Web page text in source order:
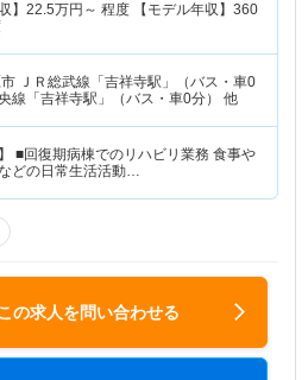
】 22.5万円～ 程度 【モデル年収】 360
ＪＲ総武線「吉祥寺駅」（バス・車0
線「吉祥寺駅」（バス・車0分） 他
】 ■回復期病棟でのリハビリ業務 食事や
どの日常生活活動…
の求人を問い合わせる